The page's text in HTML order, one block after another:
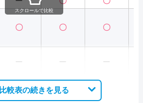
〇 〇 〇
ー ー ー
スクロールで比較
比較表の続きを見る